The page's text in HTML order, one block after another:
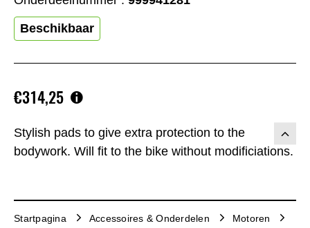
Stylish pads to give extra protection to the
bodywork. Will fit to the bike without modificiations.
€314,25
Beschikbaar
Startpagina Accessoires & Onderdelen
Motoren